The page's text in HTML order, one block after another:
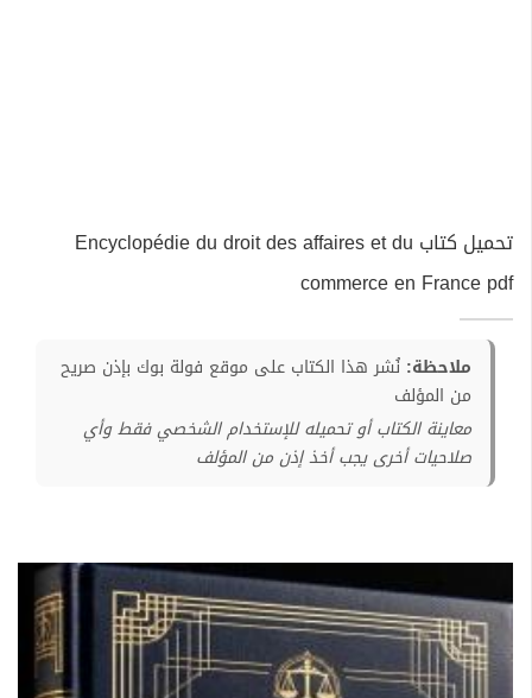
تحميل كتاب Encyclopédie du droit des affaires et du
commerce en France pdf
ملاحظة: نُشر هذا الكتاب على موقع فولة بوك بإذن صريح
من المؤلف
معاينة الكتاب أو تحميله للإستخدام الشخصي فقط وأي
صلاحيات أخرى يجب أخذ إذن من المؤلف